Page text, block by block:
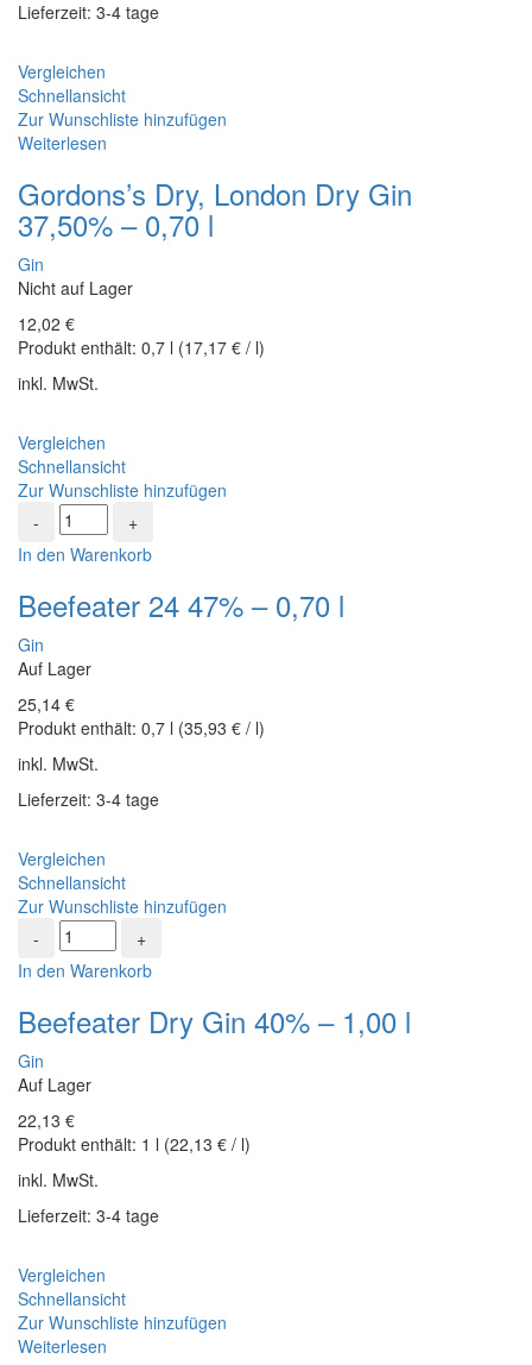
Lieferzeit: 3-4 tage
Vergleichen
Schnellansicht
Zur Wunschliste hinzufügen
Weiterlesen
Gordons’s Dry, London Dry Gin
37,50% – 0,70 l
Gin
Nicht auf Lager
12,02 €
Produkt enthält: 0,7 l (17,17 € / l)
inkl. MwSt.
Vergleichen
Schnellansicht
Zur Wunschliste hinzufügen
Beefeater
24
47%
0,70
In den Warenkorb
Beefeater 24 47% – 0,70 l
Gin
Auf Lager
25,14 €
Produkt enthält: 0,7 l (35,93 € / l)
inkl. MwSt.
Lieferzeit: 3-4 tage
Vergleichen
Schnellansicht
Zur Wunschliste hinzufügen
Beefeater
Dry
Gin
-
Menge
In den Warenkorb
Beefeater Dry Gin 40% – 1,00 l
Gin
Auf Lager
22,13 €
Produkt enthält: 1 l (22,13 € / l)
inkl. MwSt.
Lieferzeit: 3-4 tage
Vergleichen
Schnellansicht
Zur Wunschliste hinzufügen
Weiterlesen